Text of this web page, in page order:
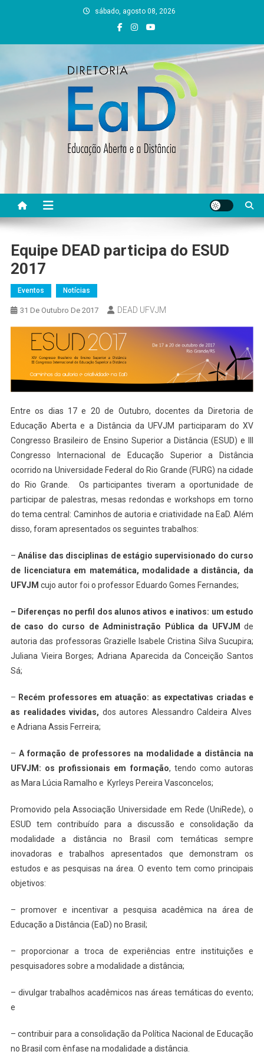
sábado, agosto 08, 2026
DEAD UFVJM
Equipe DEAD participa do ESUD
2017
Eventos Notícias
31 De Outubro De 2017 DEAD UFVJM
Entre os dias 17 e 20 de Outubro, docentes da Diretoria de
Educação Aberta e a Distância da UFVJM participaram do XV
Congresso Brasileiro de Ensino Superior a Distância (ESUD) e III
Congresso Internacional de Educação Superior a Distância
ocorrido na Universidade Federal do Rio Grande (FURG) na cidade
do Rio Grande. Os participantes tiveram a oportunidade de
participar de palestras, mesas redondas e workshops em torno
do tema central: Caminhos de autoria e criatividade na EaD. Além
disso, foram apresentados os seguintes trabalhos:
–Análise das disciplinas de estágio supervisionado do curso
de licenciatura em matemática, modalidade a distância, da
UFVJM cujo autor foi o professor Eduardo Gomes Fernandes;
– Diferenças no perfil dos alunos ativos e inativos: um estudo
de caso do curso de Administração Pública da UFVJM de
autoria das professoras Grazielle Isabele Cristina Silva Sucupira;
Juliana Vieira Borges; Adriana Aparecida da Conceição Santos
Sá;
– Recém professores em atuação: as expectativas criadas e
as realidades vividas, dos autores Alessandro Caldeira Alves
e Adriana Assis Ferreira;
– A formação de professores na modalidade a distância na
UFVJM: os profissionais em formação, tendo como autoras
as Mara Lúcia Ramalho e Kyrleys Pereira Vasconcelos;
Promovido pela Associação Universidade em Rede (UniRede), o
ESUD tem contribuído para a discussão e consolidação da
modalidade a distância no Brasil com temáticas sempre
inovadoras e trabalhos apresentados que demonstram os
estudos e as pesquisas na área. O evento tem como principais
objetivos:
– promover e incentivar a pesquisa acadêmica na área de
Educação a Distância (EaD) no Brasil;
– proporcionar a troca de experiências entre instituições e
pesquisadores sobre a modalidade a distância;
– divulgar trabalhos acadêmicos nas áreas temáticas do evento;
e
– contribuir para a consolidação da Política Nacional de Educação
no Brasil com ênfase na modalidade a distância.